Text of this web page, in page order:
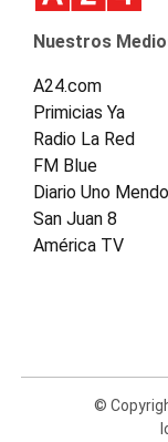
Nuestros
A24.com
Primicias Ya
Radio La Red
FM Blue
Diario Uno
San Juan 8
América TV
©